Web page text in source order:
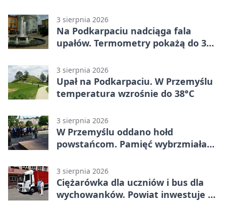
3 sierpnia 2026
Na Podkarpaciu nadciąga fala
upałów. Termometry pokażą do 36
3 sierpnia 2026
Upał na Podkarpaciu. W Przemyślu
temperatura wzrośnie do 38°C
3 sierpnia 2026
W Przemyślu oddano hołd
powstańcom. Pamięć wybrzmiała
3 sierpnia 2026
Ciężarówka dla uczniów i bus dla
wychowanków. Powiat inwestuje w